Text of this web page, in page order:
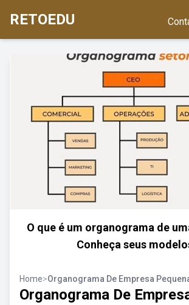
RETOEDU
O que é um organograma de
Conheça seus
Home>Organograma De Empresa
Organograma De